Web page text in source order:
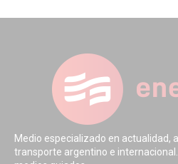
Medio especializado en actualidad,
transporte argentino e